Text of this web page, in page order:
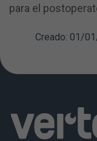
para el
Creado: 01/